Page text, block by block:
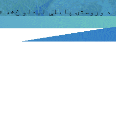
د وروستۍ پایلې لیدلو څخه